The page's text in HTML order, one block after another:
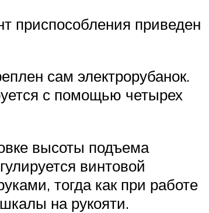
приспособления приведен
сам электрорубанок.
с помощью четырех
высоты подъема
винтовой
тогда как при работе
на рукояти.